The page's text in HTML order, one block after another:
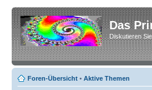
Das
Diskutieren
Foren-Übersicht • Aktive Themen